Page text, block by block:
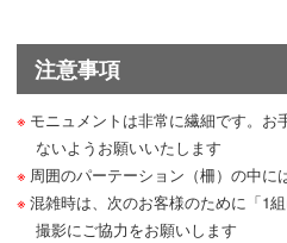
注意事項
モニュメントは非常に繊細です。お
ないようお願いいたします
周囲のパーテーション（柵）の中に
混雑時は、次のお客様のために「1
撮影にご協力をお願いします